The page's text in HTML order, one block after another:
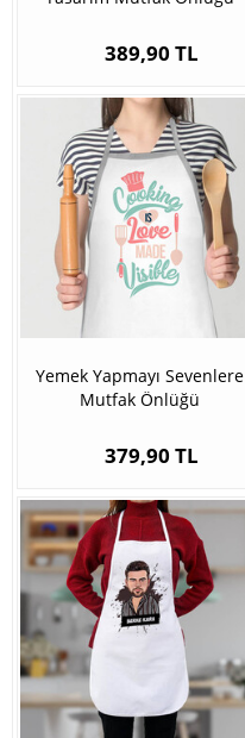
389,90 TL
Yemek Yapmayı Sevenlere
Mutfak Önlüğü
379,90 TL